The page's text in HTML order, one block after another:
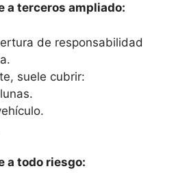
a terceros ampliado:
de responsabilidad
suele cubrir:
a todo riesgo: